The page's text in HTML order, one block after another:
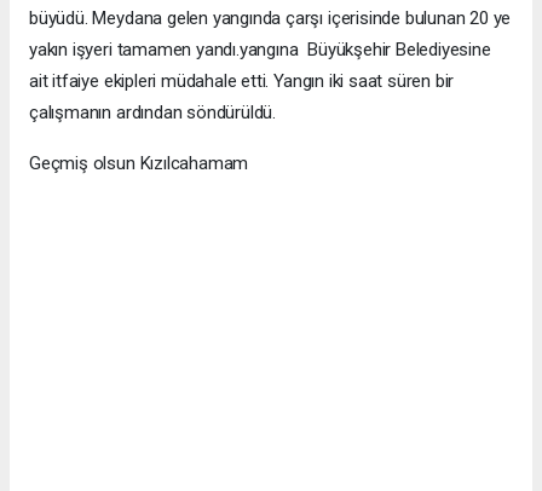
büyüdü. Meydana gelen yangında çarşı içerisinde bulunan 20 ye
yakın işyeri tamamen yandı.yangına Büyükşehir Belediyesine
ait itfaiye ekipleri müdahale etti. Yangın iki saat süren bir
çalışmanın ardından söndürüldü.
Geçmiş olsun Kızılcahamam